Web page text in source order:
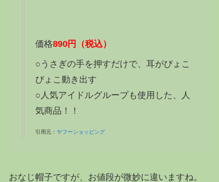
価格890円 （税込）
○うさぎの手を押すだけで、耳がぴょこ
ぴょこ動き出す
○人気アイドルグループも使用した、人
気商品！！
引用元： ヤフーショッピング
おなじ帽子ですが、お値段が微妙に違いますね。